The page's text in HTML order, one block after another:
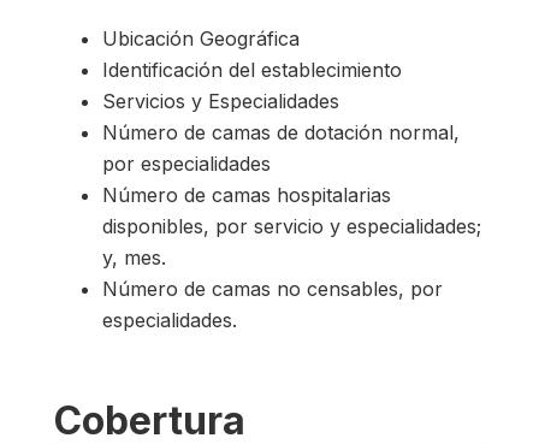
Ubicación Geográfica
Identificación del establecimiento
Servicios y Especialidades
Número de camas de dotación normal,
por especialidades
Número de camas hospitalarias
disponibles, por servicio y especialidades;
y, mes.
Número de camas no censables, por
especialidades.
Cobertura